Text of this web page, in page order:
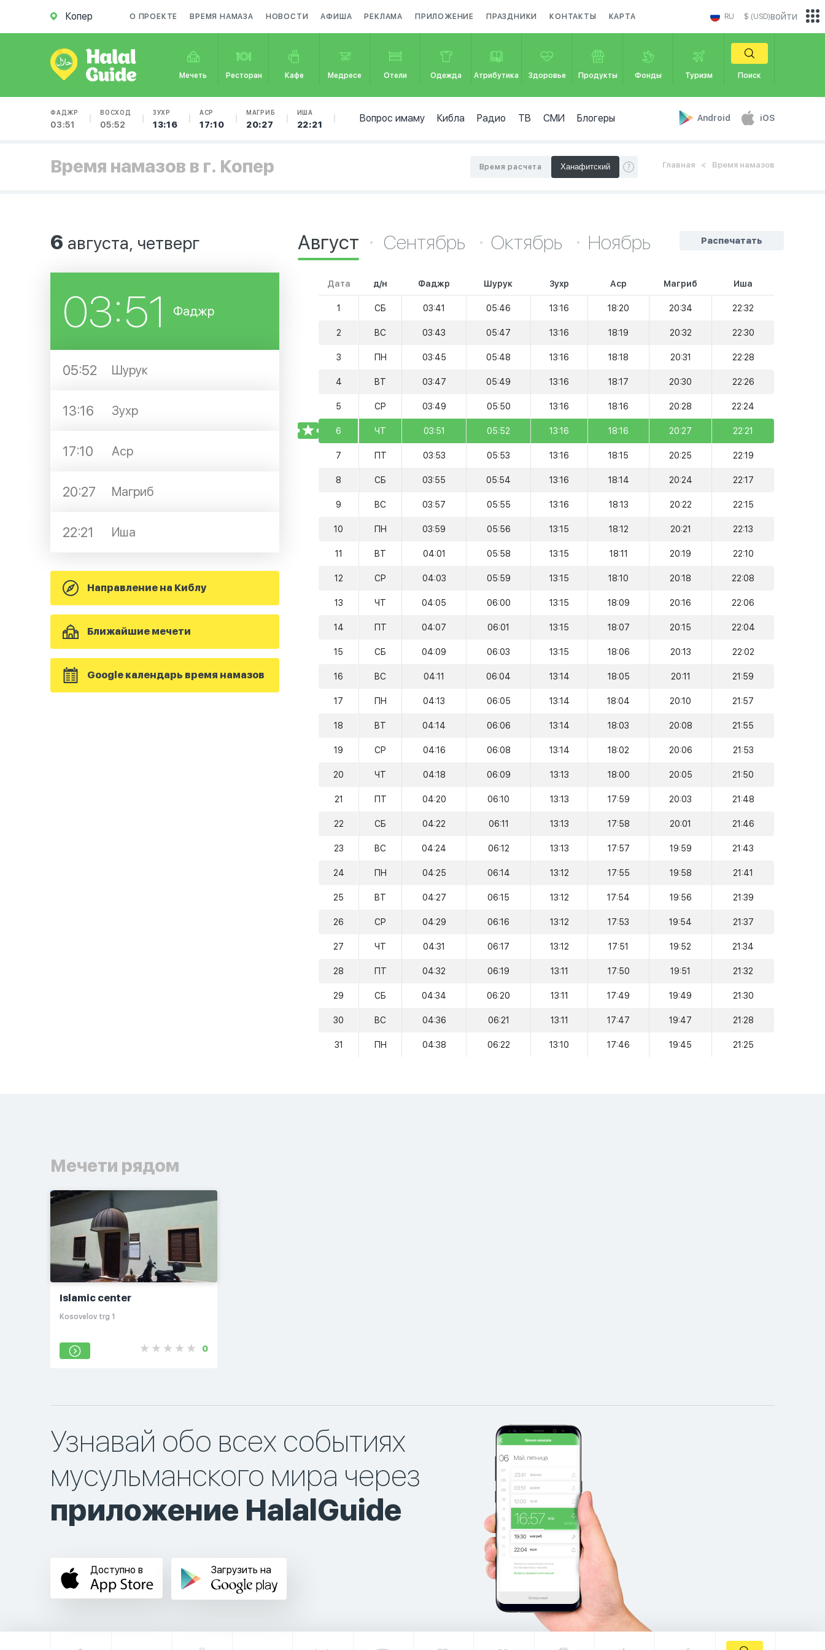
Копер О ПРОЕКТЕ ВРЕМЯ НАМАЗА НОВОСТИ АФИША РЕКЛАМА ПРИЛОЖЕНИЕ ПРАЗДНИКИ КОНТАКТЫ КАРТА RU $ (USD)
Мечеть Ресторан Кафе Медресе Отели Одежда Атрибутика Здоровье Продукты Фонды Туризм Поиск
ФАДЖР
03:51
ВОСХОД
05:52
ЗУХР
13:16
АСР
17:10
МАГРИБ
20:27
ИША
22:21
Вопрос имаму Кибла Радио ТВ СМИ Блогеры Android iOS
войти
Время намазов в г. Копер Главная Время намазов
Время расчета
6 августа, четверг
03:51 Фаджр
05:52 Шурук
13:16 Зухр
17:10 Аср
20:27 Магриб
22:21 Иша
Направление на Киблу
Ближайшие мечети
Google календарь время намазов
Распечатать
Август Сентябрь Октябрь Ноябрь
Дата д/н Фаджр Шурук Зухр Аср Магриб Иша
1 СБ 03:41 05:46 13:16 18:20 20:34 22:32
2 ВС 03:43 05:47 13:16 18:19 20:32 22:30
3 ПН 03:45 05:48 13:16 18:18 20:31 22:28
4 ВТ 03:47 05:49 13:16 18:17 20:30 22:26
5 СР 03:49 05:50 13:16 18:16 20:28 22:24
TODAY
6 ЧТ 03:51 05:52 13:16 18:16 20:27 22:21
7 ПТ 03:53 05:53 13:16 18:15 20:25 22:19
8 СБ 03:55 05:54 13:16 18:14 20:24 22:17
9 ВС 03:57 05:55 13:16 18:13 20:22 22:15
10 ПН 03:59 05:56 13:15 18:12 20:21 22:13
11 ВТ 04:01 05:58 13:15 18:11 20:19 22:10
12 СР 04:03 05:59 13:15 18:10 20:18 22:08
13 ЧТ 04:05 06:00 13:15 18:09 20:16 22:06
14 ПТ 04:07 06:01 13:15 18:07 20:15 22:04
15 СБ 04:09 06:03 13:15 18:06 20:13 22:02
16 ВС 04:11 06:04 13:14 18:05 20:11 21:59
17 ПН 04:13 06:05 13:14 18:04 20:10 21:57
18 ВТ 04:14 06:06 13:14 18:03 20:08 21:55
19 СР 04:16 06:08 13:14 18:02 20:06 21:53
20 ЧТ 04:18 06:09 13:13 18:00 20:05 21:50
21 ПТ 04:20 06:10 13:13 17:59 20:03 21:48
22 СБ 04:22 06:11 13:13 17:58 20:01 21:46
23 ВС 04:24 06:12 13:13 17:57 19:59 21:43
24 ПН 04:25 06:14 13:12 17:55 19:58 21:41
25 ВТ 04:27 06:15 13:12 17:54 19:56 21:39
26 СР 04:29 06:16 13:12 17:53 19:54 21:37
27 ЧТ 04:31 06:17 13:12 17:51 19:52 21:34
28 ПТ 04:32 06:19 13:11 17:50 19:51 21:32
29 СБ 04:34 06:20 13:11 17:49 19:49 21:30
30 ВС 04:36 06:21 13:11 17:47 19:47 21:28
31 ПН 04:38 06:22 13:10 17:46 19:45 21:25
Мечети рядом
Islamic center
Kosovelov trg 1
0
Узнавай обо всех событиях
мусульманского мира через
приложение HalalGuide
Доступно в Загрузить на